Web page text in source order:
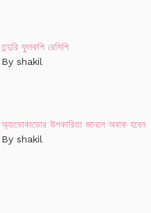
তন্দুরি ফুলকপি রেসিপি
By shakil
অ্যাভোকাডোর উপকারিতা জানলে অবাক হবেন
By shakil